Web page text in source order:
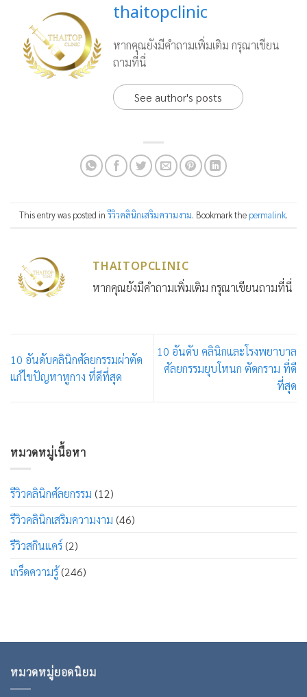
thaitopclinic
หากคุณยังมีคำถามเพิ่มเติม กรุณาเขียน
ถามที่นี่
See author's posts
This entry was posted inรีวิวคลินิกเสริมความงาม. Bookmark the permalink.
THAITOPCLINIC
หากคุณยังมีคำถามเพิ่มเติม กรุณาเขียนถามที่นี่
10 อันดับคลินิกศัลยกรรมผ่าตัด
แก้ไขปัญหาหูกาง ที่ดีที่สุด
10 อันดับ คลินิกและโรงพยาบาล
ศัลยกรรมยุบโหนก ตัดกราม ที่ดี
ที่สุด
หมวดหมู่เนื้อหา
รีวิวคลินิกศัลยกรรม (12)
รีวิวคลินิกเสริมความงาม (46)
รีวิวสกินแคร์ (2)
เกร็ดความรู้(246)
หมวดหมู่ยอดนิยม